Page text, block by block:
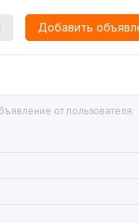
Добавить
от пользователя: